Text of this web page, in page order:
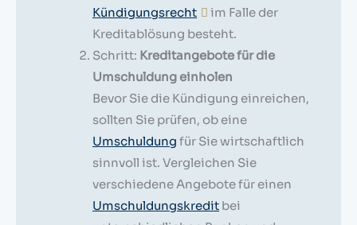
Kündigungsrecht
im Falle der
Kreditablösung besteht.
Schritt: Kreditangebote für die
Umschuldung einholen
Bevor Sie die Kündigung einreichen,
sollten Sie prüfen, ob eine
Umschuldung für Sie wirtschaftlich
sinnvoll ist. Vergleichen Sie
verschiedene Angebote für einen
Umschuldungskredit bei